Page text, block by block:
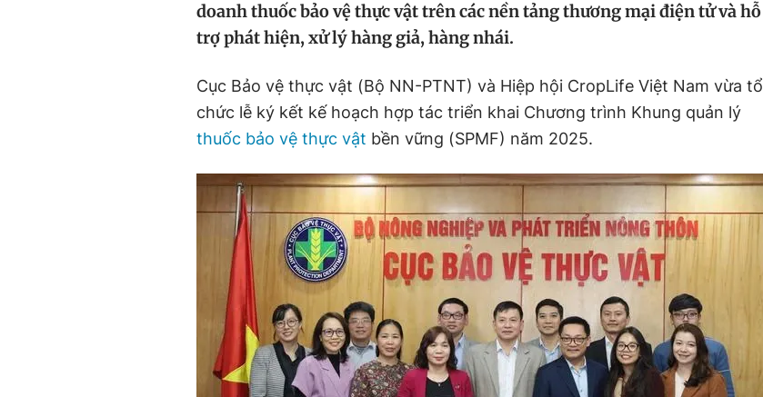
doanh thuốc bảo vệ thực vật trên các nền tảng thương mại điện tử và hỗ
trợ phát hiện, xử lý hàng giả, hàng nhái.
Cục Bảo vệ thực vật (Bộ NN-PTNT) và Hiệp hội CropLife Việt Nam vừa tổ
chức lễ ký kết kế hoạch hợp tác triển khai Chương trình Khung quản lý
thuốc bảo vệ thực vật bền vững (SPMF) năm 2025.